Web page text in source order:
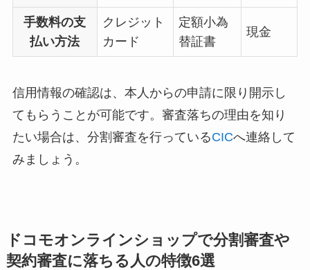
手数料の支
払い方法
クレジット
カード
定額小為
替証書
現金
信用情報の確認は、本人からの申請に限り開示し
てもらうことが可能です。審査落ちの理由を知り
たい場合は、分割審査を行っているCICへ連絡して
みましょう。
ドコモオンラインショップで分割審査や
契約審査に落ちる人の特徴6選